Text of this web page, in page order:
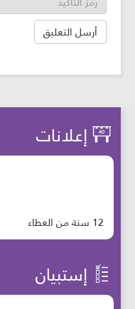
إعلانات
12 سنة من العطاء
إستبيان